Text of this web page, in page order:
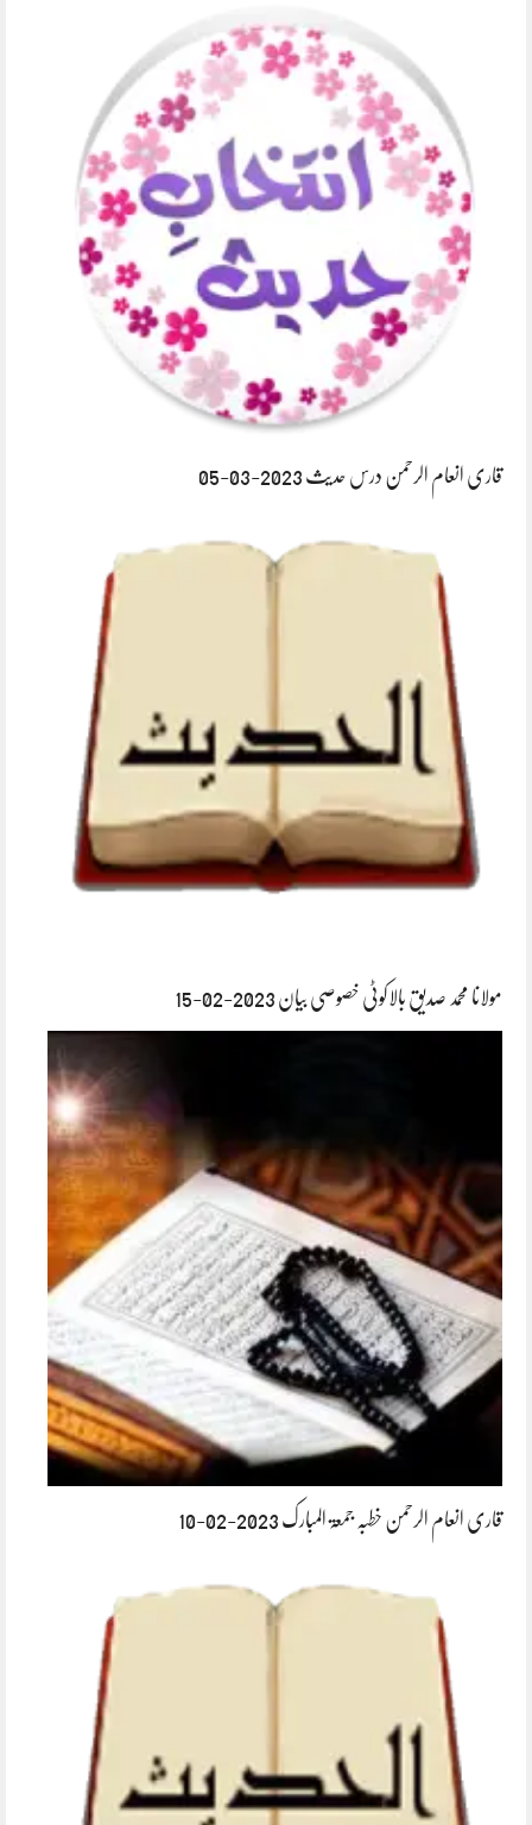
قاری انعام الرحمن درس حدیث 2023-03-05
مولانا محمد صدیق بالاکوٹی خصوصی بیان 2023-02-15
قاری انعام الرحمن خطبہ جمعۃ المبارک 2023-02-10